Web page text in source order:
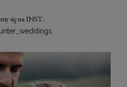
się na INST.: